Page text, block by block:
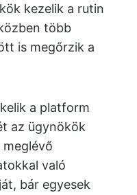
kezelik a rutin
több
is megőrzik a
a platform
az ügynökök
való
bár egyesek